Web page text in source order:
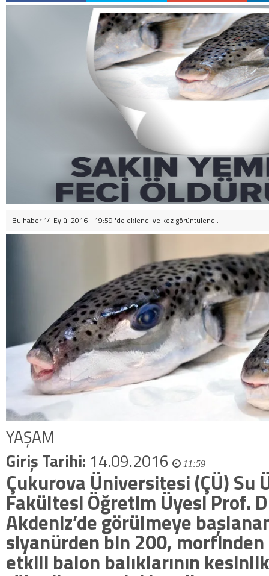
Bu haber 14 Eylül 2016 - 19:59 'de eklendi ve kez görüntülendi.
YAŞAM
Giriş Tarihi: 14.09.2016 11:59
Çukurova Üniversitesi (ÇÜ) Su
Fakültesi Öğretim Üyesi Prof.
Akdeniz’de görülmeye
siyanürden bin 200,
etkili balon balıklarının